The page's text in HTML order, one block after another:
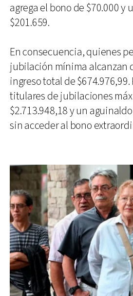
agrega el bono de $70.000 y
$201.659.
En consecuencia, quienes
jubilación mínima alcanzan
ingreso total de
titulares de jubilaciones
$2.713.948,18 y un
sin acceder al bono